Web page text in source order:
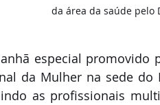
da área da saúde
especial promovido
da Mulher na sede do
as profissionais